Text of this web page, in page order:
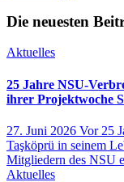
Die neuesten
Aktuelles
25 Jahre NSU-
ihrer Projektwoche
27. Juni 2026 Vor 25
Taşköprü in seinem
Mitgliedern des NSU
Aktuelles